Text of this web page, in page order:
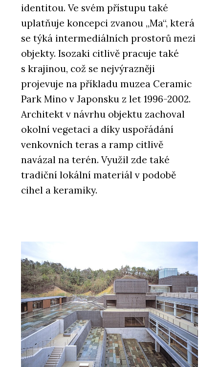
identitou. Ve svém přístupu také
uplatňuje koncepci zvanou „Ma“, která
se týká intermediálních prostorů mezi
objekty. Isozaki citlivě pracuje také
s krajinou, což se nejvýrazněji
projevuje na příkladu muzea Ceramic
Park Mino v Japonsku z let 1996-2002.
Architekt v návrhu objektu zachoval
okolní vegetaci a díky uspořádání
venkovních teras a ramp citlivě
navázal na terén. Využil zde také
tradiční lokální materiál v podobě
cihel a keramiky.